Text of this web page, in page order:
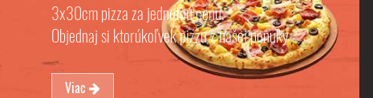
3x30cm pizza za jednotnú cenu.
Objednaj si ktorúkoľvek pizzu z našej ponuky
Viac